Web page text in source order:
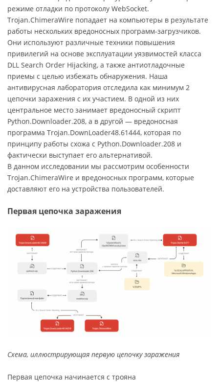
режиме отладки по протоколу WebSocket.
Trojan.ChimeraWire попадает на компьютеры в результате
работы нескольких вредоносных программ-загрузчиков.
Они используют различные техники повышения
привилегий на основе эксплуатации уязвимостей класса
DLL Search Order Hijacking, а также антиотладочные
приемы с целью избежать обнаружения. Наша
антивирусная лаборатория отследила как минимум 2
цепочки заражения с их участием. В одной из них
центральное место занимает вредоносный скрипт
Python.Downloader.208, а в другой — вредоносная
программа Trojan.DownLoader48.61444, которая по
принципу работы схожа с Python.Downloader.208 и
фактически выступает его альтернативой.
В данном исследовании мы рассмотрим особенности
Trojan.ChimeraWire и вредоносных программ, которые
доставляют его на устройства пользователей.
Первая цепочка заражения
Схема, иллюстрирующая первую цепочку заражения
Первая цепочка начинается с трояна